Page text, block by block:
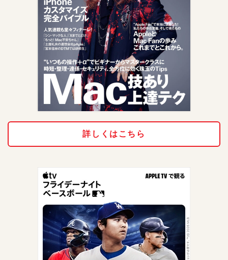
詳しくはこちら